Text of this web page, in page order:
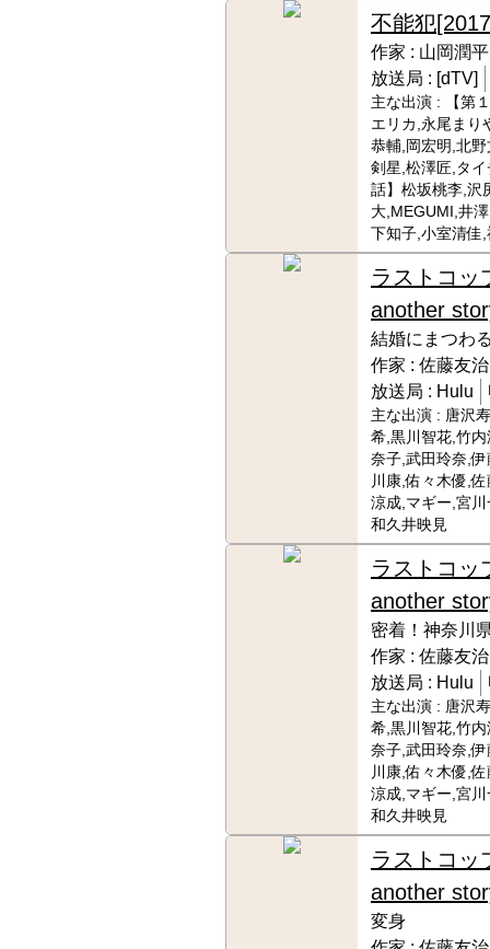
不能犯
作家 : 山岡潤平
放送局 : [dTV]
主な出演 :
【第
エリカ,永尾まり
恭輔,岡宏明,北
剣星,松澤匠,タ
話】松坂桃李,沢
大,MEGUMI,井
下知子,小室清佳,
ラストコッ
another
結婚にまつわ
作家 : 佐藤友治
放送局 : Hulu
主な出演 : 唐沢
希,黒川智花,竹
奈子,武田玲奈,
川康,佑々木優,
涼成,マギー,宮
和久井映見
ラストコッ
another
密着！神奈川
作家 : 佐藤友治
放送局 : Hulu
主な出演 : 唐沢
希,黒川智花,竹
奈子,武田玲奈,
川康,佑々木優,
涼成,マギー,宮
和久井映見
ラストコッ
another
変身